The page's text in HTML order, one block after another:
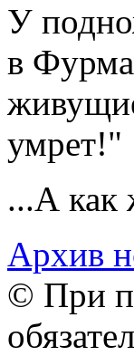
У
в
умрет!"
...А как
Архив
© При